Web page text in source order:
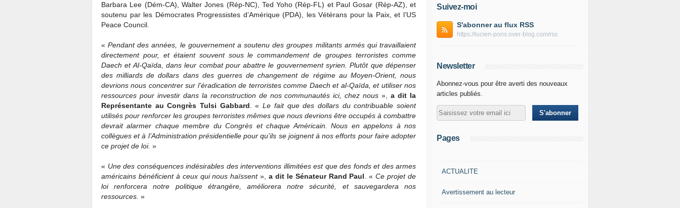
Barbara Lee (Dém-CA), Walter Jones (Rép-NC), Ted Yoho (Rép-FL) et Paul Gosar (Rép-AZ), et
soutenu par les Démocrates Progressistes d’Amérique (PDA), les Vétérans pour la Paix, et l’US
Peace Council.
«Pendant des années, le gouvernement a soutenu des groupes militants armés qui travaillaient
directement pour, et étaient souvent sous le commandement de groupes terroristes comme
Daech et Al-Qaïda, dans leur combat pour abattre le gouvernement syrien. Plutôt que dépenser
des milliards de dollars dans des guerres de changement de régime au Moyen-Orient, nous
devrions nous concentrer sur l’éradication de terroristes comme Daech et al-Qaïda, et utiliser nos
ressources pour investir dans la reconstruction de nos communautés ici, chez nous »,a dit la
Représentante au Congrès Tulsi Gabbard . «Le fait que des dollars du contribuable soient
utilisés pour renforcer les groupes terroristes mêmes que nous devrions être occupés à combattre
devrait alarmer chaque membre du Congrès et chaque Américain. Nous en appelons à nos
collègues et à l’Administration présidentielle pour qu’ils se joignent à nos efforts pour faire adopter
ce projet de loi. »
« Une des conséquences indésirables des interventions illimitées est que des fonds et des armes
américains bénéficient à ceux qui nous haïssent»,a dit le Sénateur Rand Paul . «Ce projet de
loi renforcera notre politique étrangère, améliorera notre sécurité, et sauvegardera nos
ressources. »
Suivez-moi
S'abonner au flux RSS
https://lucien-pons.over-blog.com/rss
Newsletter
Abonnez-vous pour être averti des nouveaux
articles publiés.
Pages
ACTUALITE
Avertissement au lecteur